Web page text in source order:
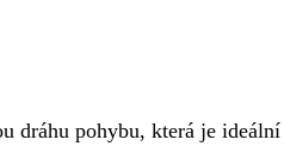
dráhu pohybu, která je